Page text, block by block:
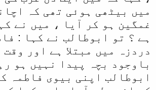
میں بیٹھی ہوئی تھی کہ
غمگین ہو کر آیا ، میں نے
ہے ؟ تو ابوطالب نے کہا :
دردزہ میں مبتلا ہے اور
باوجود بچہ پیدا نہیں ہو
ابوطالب اپنی بیوی فاطمہ